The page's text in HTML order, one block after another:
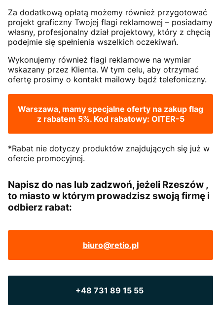
Za dodatkową opłatą możemy również przygotować
projekt graficzny Twojej flagi reklamowej – posiadamy
własny, profesjonalny dział projektowy, który z chęcią
podejmie się spełnienia wszelkich oczekiwań.
Wykonujemy również flagi reklamowe na wymiar
wskazany przez Klienta. W tym celu, aby otrzymać
ofertę prosimy o kontakt mailowy bądź telefoniczny.
Warszawa, mamy specjalne oferty na zakup flag
z rabatem 5%. Kod rabatowy: OITER-5
*Rabat nie dotyczy produktów znajdujących się już w
ofercie promocyjnej.
Napisz do nas lub zadzwoń, jeżeli Rzeszów ,
to miasto w którym prowadzisz swoją firmę i
odbierz rabat:
biuro@retio.pl
+48 731 89 15 55